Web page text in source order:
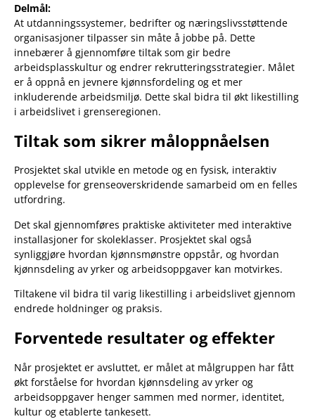
Delmål:
At utdanningssystemer, bedrifter og næringslivsstøttende
organisasjoner tilpasser sin måte å jobbe på. Dette
innebærer å gjennomføre tiltak som gir bedre
arbeidsplasskultur og endrer rekrutteringsstrategier. Målet
er å oppnå en jevnere kjønnsfordeling og et mer
inkluderende arbeidsmiljø. Dette skal bidra til økt likestilling
i arbeidslivet i grenseregionen.
Tiltak som sikrer måloppnåelsen
Prosjektet skal utvikle en metode og en fysisk, interaktiv
opplevelse for grenseoverskridende samarbeid om en felles
utfordring.
Det skal gjennomføres praktiske aktiviteter med interaktive
installasjoner for skoleklasser. Prosjektet skal også
synliggjøre hvordan kjønnsmønstre oppstår, og hvordan
kjønnsdeling av yrker og arbeidsoppgaver kan motvirkes.
Tiltakene vil bidra til varig likestilling i arbeidslivet gjennom
endrede holdninger og praksis.
Forventede resultater og effekter
Når prosjektet er avsluttet, er målet at målgruppen har fått
økt forståelse for hvordan kjønnsdeling av yrker og
arbeidsoppgaver henger sammen med normer, identitet,
kultur og etablerte tankesett.